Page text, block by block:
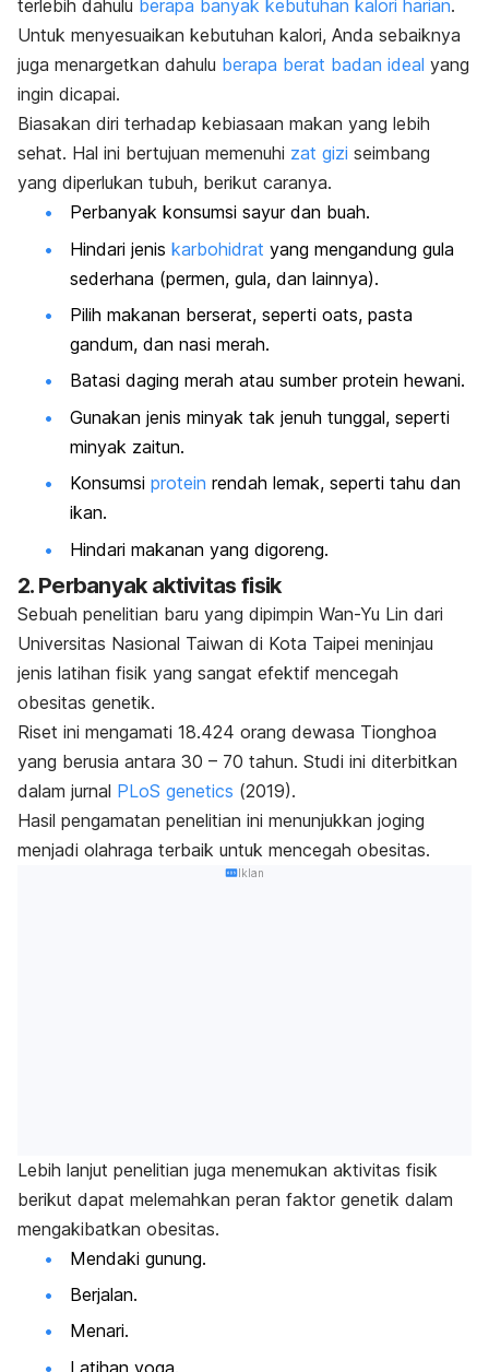
terlebih dahulu berapa banyak kebutuhan kalori harian.
Untuk menyesuaikan kebutuhan kalori, Anda sebaiknya
juga menargetkan dahulu berapa berat badan ideal yang
ingin dicapai.
Biasakan diri terhadap kebiasaan makan yang lebih
sehat. Hal ini bertujuan memenuhi zat gizi seimbang
yang diperlukan tubuh, berikut caranya.
Perbanyak konsumsi sayur dan buah.
Hindari jenis karbohidrat yang mengandung gula
sederhana (permen, gula, dan lainnya).
Pilih makanan berserat, seperti oats, pasta
gandum, dan nasi merah.
Batasi daging merah atau sumber protein hewani.
Gunakan jenis minyak tak jenuh tunggal, seperti
minyak zaitun.
Konsumsi protein rendah lemak, seperti tahu dan
ikan.
Hindari makanan yang digoreng.
2. Perbanyak aktivitas fisik
Sebuah penelitian baru yang dipimpin Wan-Yu Lin dari
Universitas Nasional Taiwan di Kota Taipei meninjau
jenis latihan fisik yang sangat efektif mencegah
obesitas genetik.
Riset ini mengamati 18.424 orang dewasa Tionghoa
yang berusia antara 30 – 70 tahun. Studi ini diterbitkan
dalam jurnal PLoS genetics (2019).
Hasil pengamatan penelitian ini menunjukkan joging
menjadi olahraga terbaik untuk mencegah obesitas.
Iklan
Lebih lanjut penelitian juga menemukan aktivitas fisik
berikut dapat melemahkan peran faktor genetik dalam
mengakibatkan obesitas.
Mendaki gunung.
Berjalan.
Menari.
Latihan yoga.